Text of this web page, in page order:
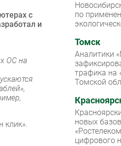
Проекты
IT класс
Тестовый
Каталог
с
и
ОС на
клик».
по
Томск
Аналитики
трафика на
Томской
новых
цифрового